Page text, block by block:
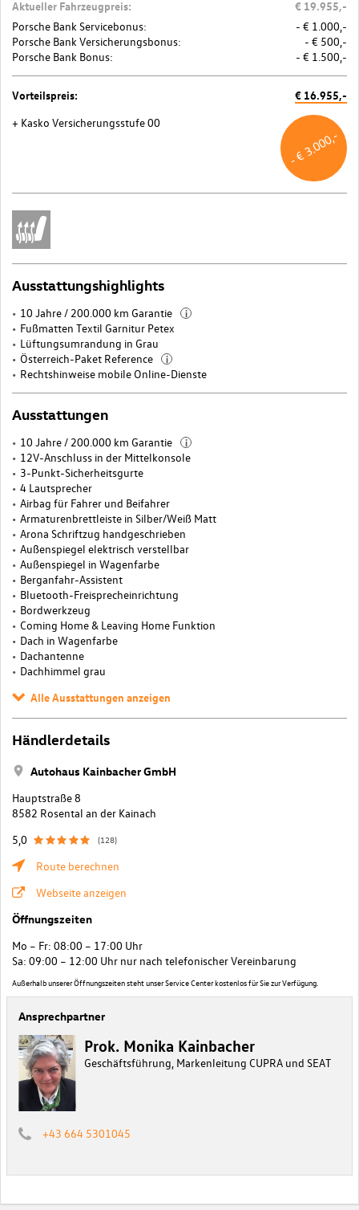
Aktueller Fahrzeugpreis: € 19.955,-
Porsche Bank Servicebonus:
- € 1.000,-
Porsche Bank Versicherungsbonus:
- € 500,-
Porsche Bank Bonus:
- € 1.500,-
Vorteilspreis: € 16.955,-
+ Kasko Versicherungsstufe 00
- € 3.000,-
Ausstattungshighlights
10 Jahre / 200.000 km Garantie i
Fußmatten Textil Garnitur Petex
Lüftungsumrandung in Grau
Österreich-Paket Reference
i
Rechtshinweise mobile Online-Dienste
Ausstattungen
10 Jahre / 200.000 km Garantie i
12V-Anschluss in der Mittelkonsole
3-Punkt-Sicherheitsgurte
4 Lautsprecher
Airbag für Fahrer und Beifahrer
Armaturenbrettleiste in Silber/Weiß Matt
Arona Schriftzug handgeschrieben
Außenspiegel elektrisch verstellbar
Außenspiegel in Wagenfarbe
Berganfahr-Assistent
Bluetooth-Freisprecheinrichtung
Bordwerkzeug
Coming Home & Leaving Home Funktion
Dach in Wagenfarbe
Dachantenne
Dachhimmel grau
Alle Ausstattungen anzeigen
Händlerdetails
Autohaus Kainbacher GmbH
Hauptstraße 8
8582 Rosental an der Kainach
5,0
(128)
Route berechnen
Webseite anzeigen
Öffnungszeiten
Mo – Fr: 08:00 – 17:00 Uhr
Sa: 09:00 – 12:00 Uhr nur nach telefonischer Vereinbarung
Außerhalb unserer Öffnungszeiten steht unser Service Center kostenlos für Sie zur Verfügung.
Ansprechpartner
Prok. Monika Kainbacher
Geschäftsführung, Markenleitung CUPRA und SEAT
+43 664 5301045